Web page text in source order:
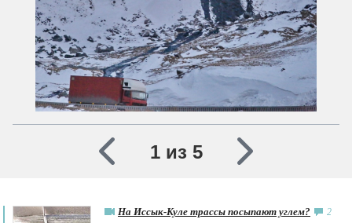
1 из 5
На Иссык-Куле трассы посыпают углем? 2